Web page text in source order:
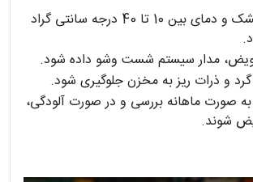
در محیط خشک و دمای بین 10 تا 40 درجه سانتی گراد
مدار سیستم شست وشو داده شود.
گرد و ذرات ریز به مخزن جلوگیری شود.
صورت ماهانه بررسی و در صورت آلودگی،
شوند.